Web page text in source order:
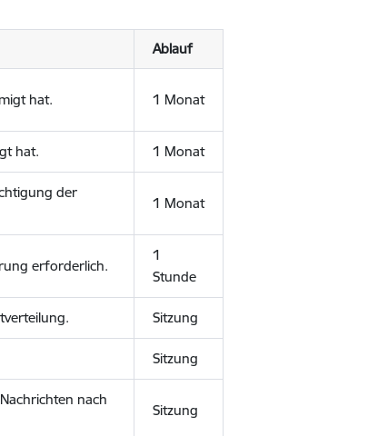
Ablauf
hat. 1 Monat
hat. 1 Monat
der
1 Monat
erforderlich.
1
Stunde
Sitzung
Sitzung
nach
Sitzung